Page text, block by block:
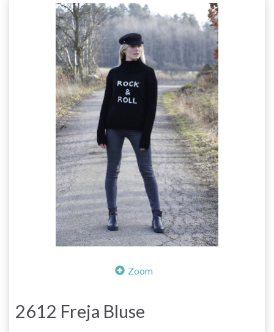
Zoom
2612 Freja Bluse